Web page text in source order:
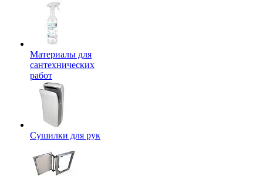
Материалы для
сантехнических
работ
Сушилки для рук